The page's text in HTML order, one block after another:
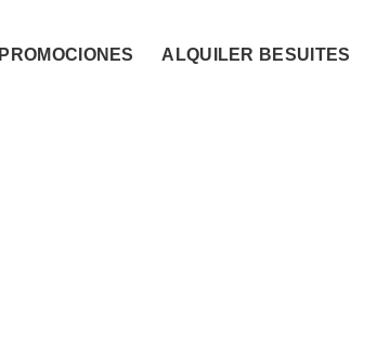
PROMOCIONES ALQUILER BESUITES